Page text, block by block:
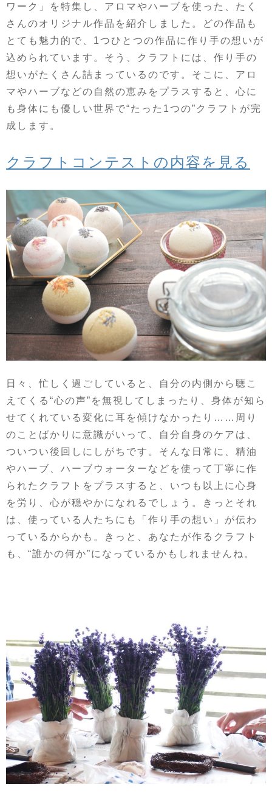
ワーク」を特集し、アロマやハーブを使った、たく
さんのオリジナル作品を紹介しました。どの作品も
とても魅力的で、1つひとつの作品に作り手の想いが
込められています。そう、クラフトには、作り手の
想いがたくさん詰まっているのです。そこに、アロ
マやハーブなどの自然の恵みをプラスすると、心に
も身体にも優しい世界で“たった1つの”クラフトが完
成します。
クラフトコンテストの内容を見る
日々、忙しく過ごしていると、自分の内側から聴こ
えてくる“心の声”を無視してしまったり、身体が知ら
せてくれている変化に耳を傾けなかったり……周り
のことばかりに意識がいって、自分自身のケアは、
ついつい後回しにしがちです。そんな日常に、精油
やハーブ、ハーブウォーターなどを使って丁寧に作
られたクラフトをプラスすると、いつも以上に心身
を労り、心が穏やかになれるでしょう。きっとそれ
は、使っている人たちにも「作り手の想い」が伝わ
っているからかも。きっと、あなたが作るクラフト
も、“誰かの何か”になっているかもしれませんね。